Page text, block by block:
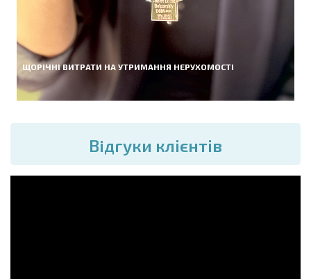
ЩОРІЧНІ ВИТРАТИ НА УТРИМАННЯ НЕРУХОМОСТІ
Вiдгуки клієнтів